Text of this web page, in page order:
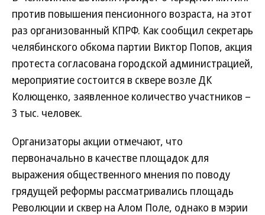
против повышения пенсионного возраста, на этот
раз организованный КПРФ. Как сообщил секретарь
челябинского обкома партии Виктор Попов, акция
протеста согласована городской администрацией,
мероприятие состоится в сквере возле ДК
Колющенко, заявленное количество участников –
3 тыс. человек.
Организаторы акции отмечают, что
первоначально в качестве площадок для
выражения общественного мнения по поводу
грядущей реформы рассматривались площадь
Революции и сквер на Алом Поле, однако в мэрии